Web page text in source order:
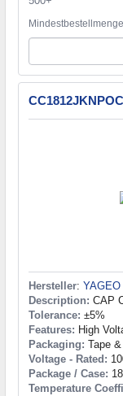
Hersteller: YAGEO
Description: CAP
Tolerance: ±5%
Features: High
Packaging: Tape
Voltage - Rated:
Package / Case:
Temperature